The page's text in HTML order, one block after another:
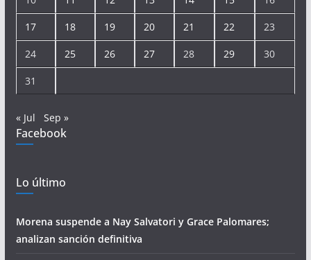
17 18 19 20 21 22 23
24 25 26 27 28 29 30
31
« Jul Sep »
Facebook
Lo último
Morena suspende a Nay Salvatori y Grace Palomares;
analizan sanción definitiva